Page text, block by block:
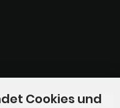
Cookies und